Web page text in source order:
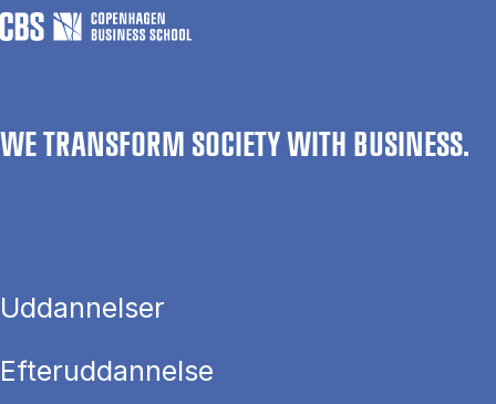
WE TRANSFORM SOCIETY WITH BUSINESS.
Uddannelser
Efteruddannelse